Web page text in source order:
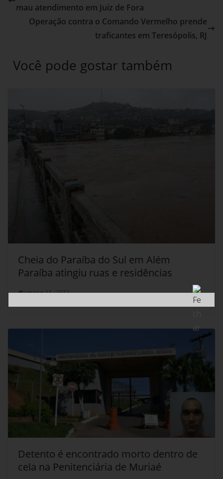
mau atendimento em Juiz de Fora
Operação contra o Comando Vermelho prende
traficantes em Teresópolis, RJ
Você pode gostar também
Cheia do Paraíba do Sul em Além
Paraíba atingiu ruas e residências
janeiro 11, 2022
Detento é encontrado morto dentro de
cela na Penitenciária de Muriaé